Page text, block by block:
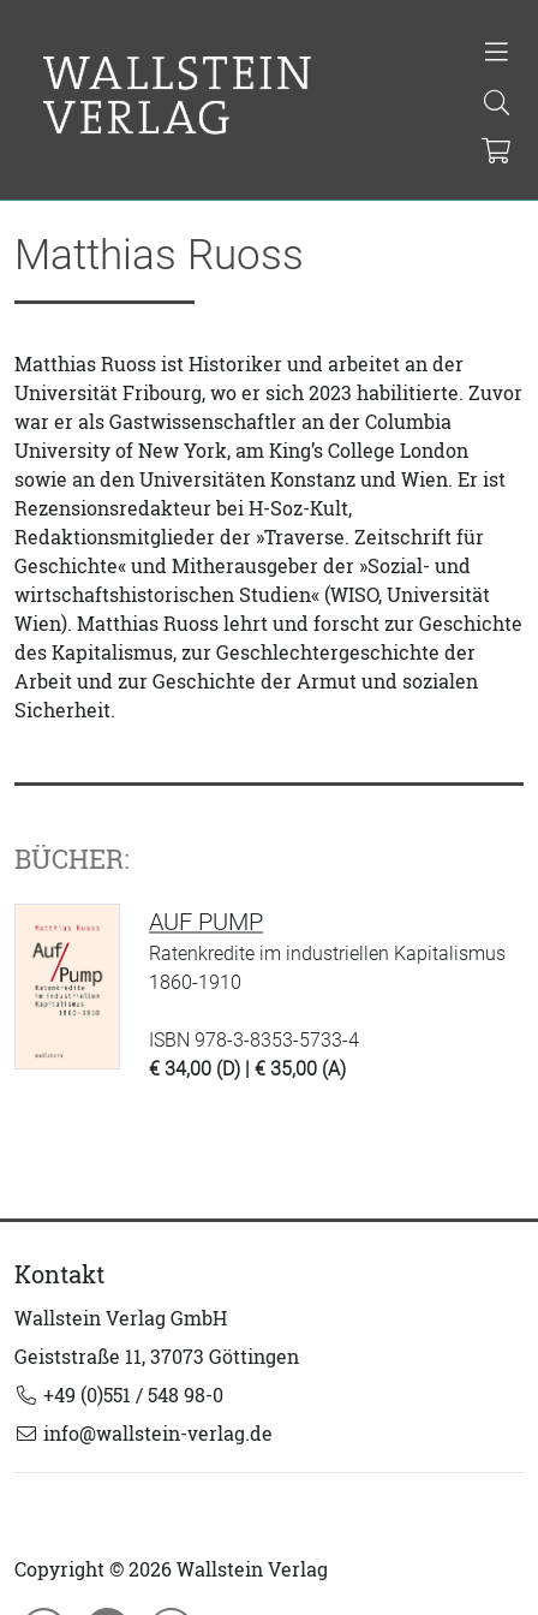
Matthias Ruoss
Matthias Ruoss ist Historiker und arbeitet an der
Universität Fribourg, wo er sich 2023 habilitierte. Zuvor
war er als Gastwissenschaftler an der Columbia
University of New York, am King’s College London
sowie an den Universitäten Konstanz und Wien. Er ist
Rezensionsredakteur bei H-Soz-Kult,
Redaktionsmitglieder der »Traverse. Zeitschrift für
Geschichte« und Mitherausgeber der »Sozial- und
wirtschaftshistorischen Studien« (WISO, Universität
Wien). Matthias Ruoss lehrt und forscht zur Geschichte
des Kapitalismus, zur Geschlechtergeschichte der
Arbeit und zur Geschichte der Armut und sozialen
Sicherheit.
BÜCHER:
AUF PUMP
Ratenkredite im industriellen Kapitalismus
1860-1910
ISBN 978-3-8353-5733-4
€ 34,00 (D) | € 35,00 (A)
Kontakt
Wallstein Verlag GmbH
Geiststraße 11, 37073 Göttingen
+49 (0)551 / 548 98-0
info@wallstein-verlag.de
Copyright © 2026 Wallstein Verlag